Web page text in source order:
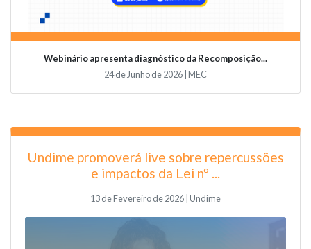
da Recomposição...
Videoconferência vai abordar
Undime promoverá live sobre repercussões
e impactos da Lei nº ...
13 de Fevereiro de 2026 | Undime